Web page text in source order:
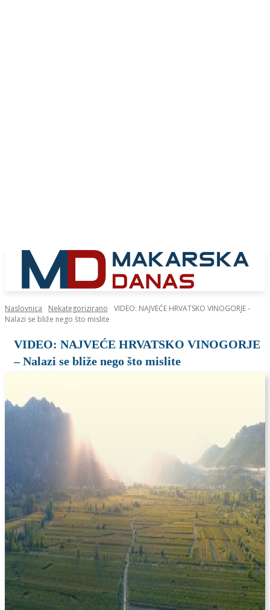
Naslovnica Nekategorizirano
VIDEO: NAJVEĆE HRVATSKO VINOGORJE -
Nalazi se bliže nego što mislite
VIDEO: NAJVEĆE HRVATSKO VINOGORJE
– Nalazi se bliže nego što mislite